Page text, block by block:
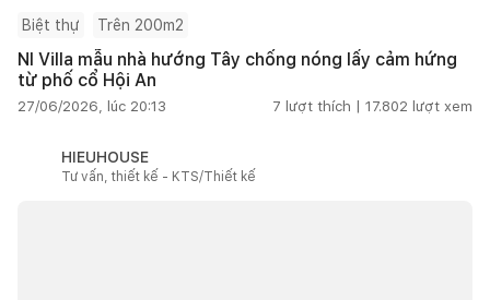
Biệt thự Trên 200m2
NI Villa mẫu nhà hướng Tây chống nóng lấy cảm hứng
từ phố cổ Hội An
27/06/2026, lúc 20:13 7 lượt thích | 17.802 lượt xem
HIEUHOUSE
Tư vấn, thiết kế - KTS/Thiết kế